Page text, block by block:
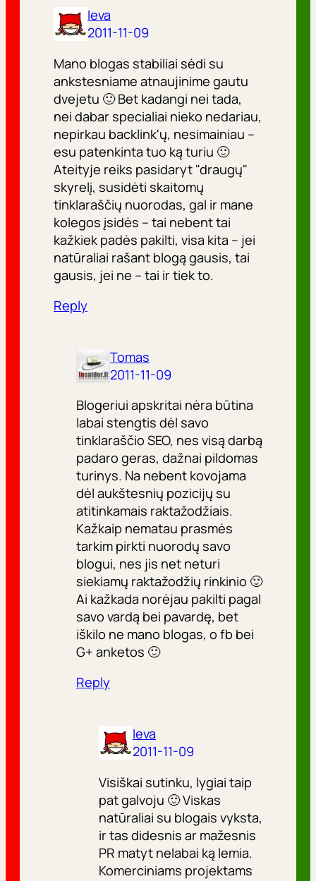
Ieva
2011-11-09
Mano blogas stabiliai sėdi su
ankstesniame atnaujinime gautu
dvejetu 🙂 Bet kadangi nei tada,
nei dabar specialiai nieko nedariau,
nepirkau backlink'ų, nesimainiau –
esu patenkinta tuo ką turiu 🙂
Ateityje reiks pasidaryt "draugų"
skyrelį, susidėti skaitomų
tinklaraščių nuorodas, gal ir mane
kolegos įsidės – tai nebent tai
kažkiek padės pakilti, visa kita – jei
natūraliai rašant blogą gausis, tai
gausis, jei ne – tai ir tiek to.
Reply
Tomas
2011-11-09
Blogeriui apskritai nėra būtina
labai stengtis dėl savo
tinklaraščio SEO, nes visą darbą
padaro geras, dažnai pildomas
turinys. Na nebent kovojama
dėl aukštesnių pozicijų su
atitinkamais raktažodžiais.
Kažkaip nematau prasmės
tarkim pirkti nuorodų savo
blogui, nes jis net neturi
siekiamų raktažodžių rinkinio 🙂
Ai kažkada norėjau pakilti pagal
savo vardą bei pavardę, bet
iškilo ne mano blogas, o fb bei
G+ anketos 🙂
Reply
Ieva
2011-11-09
Visiškai sutinku, lygiai taip
pat galvoju 🙂 Viskas
natūraliai su blogais vyksta,
ir tas didesnis ar mažesnis
PR matyt nelabai ką lemia.
Komerciniams projektams